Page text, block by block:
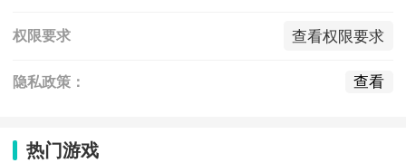
权限要求 查看权限要求
隐私政策： 查看
热门游戏